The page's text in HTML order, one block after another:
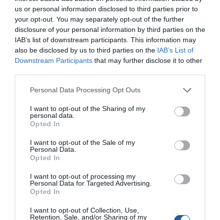
us or personal information disclosed to third parties prior to
your opt-out. You may separately opt-out of the further
disclosure of your personal information by third parties on the
IAB’s list of downstream participants. This information may
also be disclosed by us to third parties on the IAB’s List of
Downstream Participants that may further disclose it to other
Personal Data Processing Opt Outs
I want to opt-out of the Sharing of my
personal data.
Opted In
I want to opt-out of the Sale of my
Personal Data.
Opted In
I want to opt-out of processing my
Personal Data for Targeted Advertising.
Opted In
I want to opt-out of Collection, Use,
Retention, Sale, and/or Sharing of my
χαρακτηριστικά, καλαµοθήκες και ένα «πιασάρικο» όνοµα.
Γνωστές εταιρίες έχουν δώσει µεγάλη σηµασία στα
fishing kayaks, εξελίσσοντας τα συγκεκριµένα µοντέλα
τους.
Μάλιστα κάποια από αυτά έχουν υιοθετήσει και
βοηθητικούς τρόπους ώσης µε πετάλια ή και ηλεκτρικούς
κινητήρες, όπου µπορεί µεν να ξεφεύγουν από τον
όµως αρκετά στο ψάρεµα αφήνοντας τα χέρια
ελεύθερα. Για τα υπόλοιπα, πιο συµβατικά fishing kayaks,
ταιριαστά στον τρόπο και τον τόπο ψαρέµατος.
αποστάσεις ψαρεύοντας συρτή για τονοειδή, κυνηγούς,
λούτσους κλπ. Θα πρέπει να προσανατολιστούµε προς
µεγαλύτερες ταχύτητες χωρίς να χρειάζονται εντατικό